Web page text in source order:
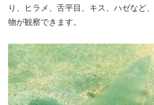
り、ヒラメ、舌平目、キス、ハゼなど
物が観察できます。